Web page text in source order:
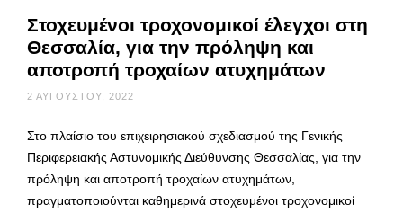
Στοχευμένοι τροχονομικοί έλεγχοι στη
Θεσσαλία, για την πρόληψη και
αποτροπή τροχαίων ατυχημάτων
2 ΑΥΓΟΎΣΤΟΥ, 2022
Στο πλαίσιο του επιχειρησιακού σχεδιασμού της Γενικής
Περιφερειακής Αστυνομικής Διεύθυνσης Θεσσαλίας, για την
πρόληψη και αποτροπή τροχαίων ατυχημάτων,
πραγματοποιούνται καθημερινά στοχευμένοι τροχονομικοί